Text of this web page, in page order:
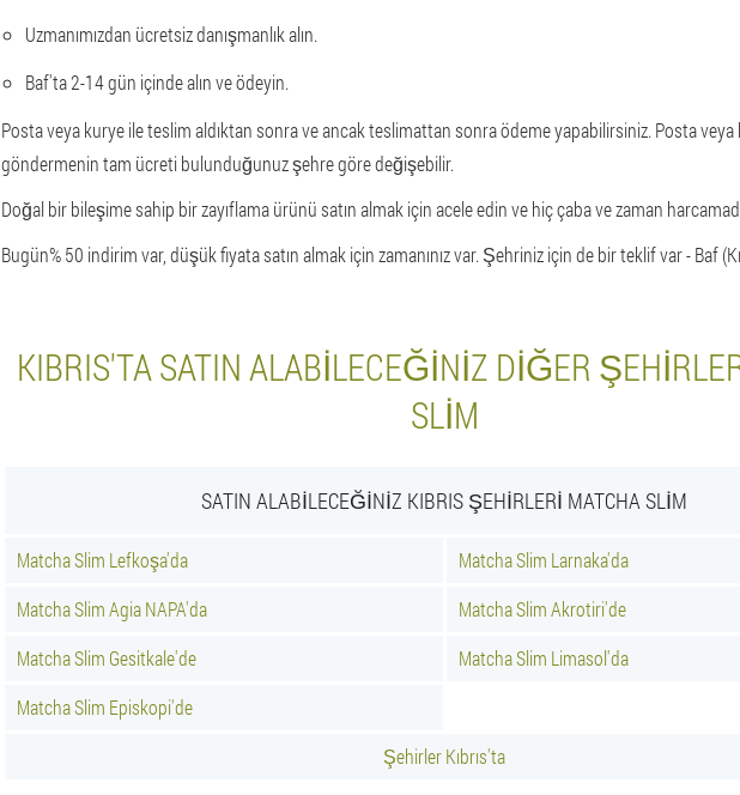
Uzmanımızdan ücretsiz danışmanlık alın.
Baf'ta 2-14 gün içinde alın ve ödeyin.
Posta veya kurye ile teslim aldıktan sonra ve ancak teslimattan sonra ödeme yapabilirsiniz. Posta veya
göndermenin tam ücreti bulunduğunuz şehre göre değişebilir.
Doğal bir bileşime sahip bir zayıflama ürünü satın almak için acele edin ve hiç çaba ve zaman
Bugün% 50 indirim var, düşük fiyata satın almak için zamanınız var. Şehriniz için de bir teklif var - Baf
KIBRIS'TA SATIN ALABILECEĞINIZ DIĞER
SLIM
SATIN ALABILECEĞINIZ KIBRIS ŞEHIRLERI MATCHA SLIM
Matcha Slim Lefkoşa'da
Matcha Slim Larnaka'da
Matcha Slim Agia NAPA'da
Matcha Slim Akrotiri'de
Matcha Slim Gesitkale'de
Matcha Slim Limasol'da
Matcha Slim Episkopi'de
Şehirler Kıbrıs'ta